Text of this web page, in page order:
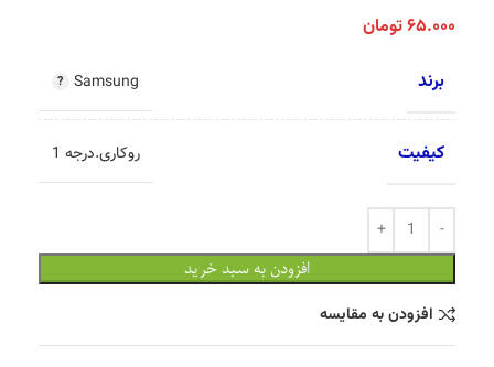
۶۵.۰۰۰تومان
برند
Samsung
کیفیت روکاری.درجه 1
افزودن به سبد خرید
افزودن به مقایسه